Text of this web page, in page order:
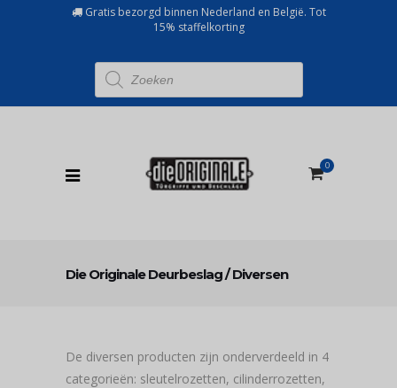
Gratis bezorgd binnen Nederland en België. Tot
15% staffelkorting
Producten
zoeken
0
Die Originale Deurbeslag/Diversen
De diversen producten zijn onderverdeeld in 4
categorieën: sleutelrozetten, cilinderrozetten,